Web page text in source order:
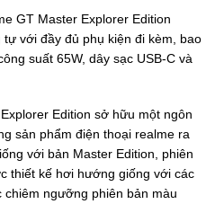
GT Master Explorer Edition
với đầy đủ phụ kiện đi kèm, bao
suất 65W, dây sạc USB-C và
Edition sở hữu một ngôn
sản phẩm điện thoại realme ra
với bản Master Edition, phiên
thiết kế hơi hướng giống với các
chiêm ngưỡng phiên bản màu